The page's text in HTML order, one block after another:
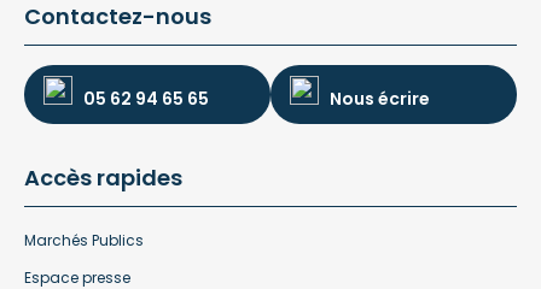
Contactez-nous
05 62 94 65 65 Nous écrire
Accès rapides
Marchés Publics
Espace presse